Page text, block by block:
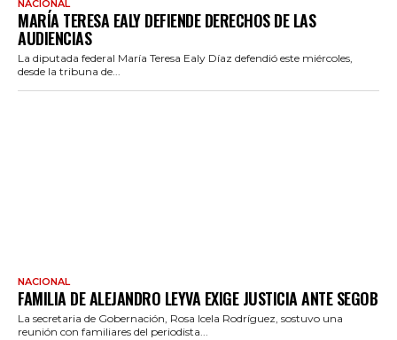
NACIONAL
MARÍA TERESA EALY DEFIENDE DERECHOS DE LAS
AUDIENCIAS
La diputada federal María Teresa Ealy Díaz defendió este miércoles,
desde la tribuna de...
NACIONAL
FAMILIA DE ALEJANDRO LEYVA EXIGE JUSTICIA ANTE SEGOB
La secretaria de Gobernación, Rosa Icela Rodríguez, sostuvo una
reunión con familiares del periodista...